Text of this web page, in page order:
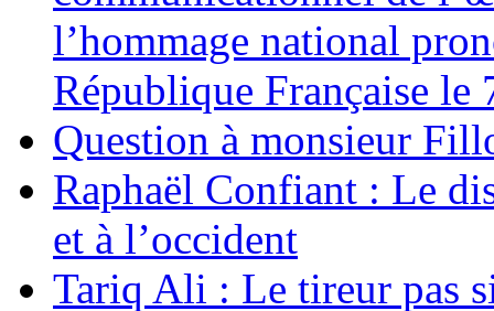
l’hommage national
République Française le
Question à monsieur
Raphaël Confiant : Le
et à l’occident
Tariq Ali : Le tireur pas